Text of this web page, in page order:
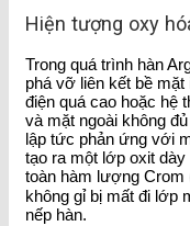
Hiện tượng oxy
Trong quá trình hàn
phá vỡ liên kết bề
điện quá cao hoặc hệ
và mặt ngoài không
lập tức phản ứng với
tạo ra một lớp oxit dày
toàn hàm lượng Crom
không gỉ bị mất đi lớp
nếp hàn.